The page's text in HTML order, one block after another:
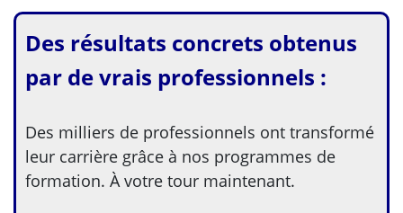
Des résultats concrets obtenus
par de vrais professionnels :
Des milliers de professionnels ont transformé
leur carrière grâce à nos programmes de
formation. À votre tour maintenant.